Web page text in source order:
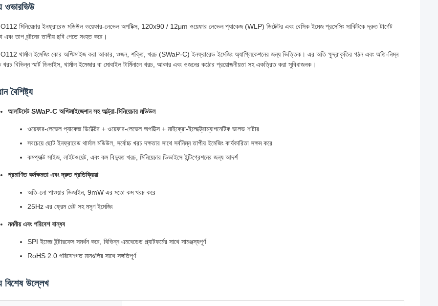
ওভারভিউ
মিনিয়েচার ইনফ্রারেড মডিউল ওয়েফার-লেভেল অপটিক্স, 120x90 / 12μm ওয়েফার লেভেল প্যাকেজ (WLP) ডিটেক্টর এবং বেসিক ইমেজ প্রসেসিং সার্কিটকে দ্রুত টার্গেট
এবং তাপ বন্টনের তাপীয় ছবি পেতে সংহত করে।
থার্মাল ইমেজিং কোর অপ্টিমাইজ করা আকার, ওজন, শক্তি, খরচ (SWaP-C) ইনফ্রারেড ইমেজিং অ্যাপ্লিকেশনের জন্য ভিত্তিক। এর অতি ক্ষুদ্রাকৃতির গঠন এবং অতি-নিম্ন
বিভিন্ন স্মার্ট ডিভাইস, থার্মাল ইমেজার বা মোবাইল টার্মিনালে খরচ, আকার এবং ওজনের কঠোর প্রয়োজনীয়তা সহ একত্রিত করা সুবিধাজনক।
বৈশিষ্ট্য
আলটিমেট SWaP-C অপ্টিমাইজেশান সহ আল্ট্রা-মিনিয়েচার মডিউল
ওয়েফার-লেভেল প্যাকেজ ডিটেক্টর + ওয়েফার-লেভেল অপটিক্স + মাইক্রো-ইলেক্ট্রোম্যাগনেটিক ভালভ শাটার
সবচেয়ে ছোট ইনফ্রারেড থার্মাল মডিউল, সর্বোচ্চ খরচ দক্ষতার সাথে সর্বনিম্ন তাপীয় ইমেজিং কার্যকারিতা সক্ষম করে
কমপ্যাক্ট সাইজ, লাইটওয়েট, এবং কম বিদ্যুত খরচ, মিনিয়েচার ডিভাইসে ইন্টিগ্রেশনের জন্য আদর্শ
প্রমাণিত কর্মক্ষমতা এবং দ্রুত প্রতিক্রিয়া
অতি-লো পাওয়ার ডিজাইন, 9mW এর মতো কম খরচ করে
25Hz এর ফ্রেম রেট সহ মসৃণ ইমেজিং
নমনীয় এবং পরিবেশ বান্ধব
SPI ইমেজ ইন্টারফেস সমর্থন করে, বিভিন্ন এমবেডেড প্ল্যাটফর্মের সাথে সামঞ্জস্যপূর্ণ
RoHS 2.0 পরিবেশগত মানগুলির সাথে সঙ্গতিপূর্ণ
বিশেষ উল্লেখ